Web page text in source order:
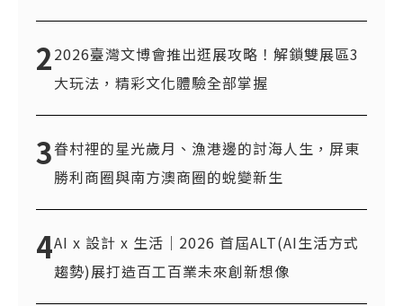
22026臺灣文博會推出逛展攻略！解鎖雙展區3
大玩法，精彩文化體驗全部掌握
3眷村裡的星光歲月、漁港邊的討海人生，屏東
勝利商圈與南方澳商圈的蛻變新生
4AI x 設計 x 生活｜2026 首屆ALT(AI生活方式
趨勢)展打造百工百業未來創新想像